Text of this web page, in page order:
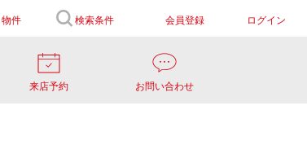
物件 検索条件 会員登録 ログイン
来店予約 お問い合わせ